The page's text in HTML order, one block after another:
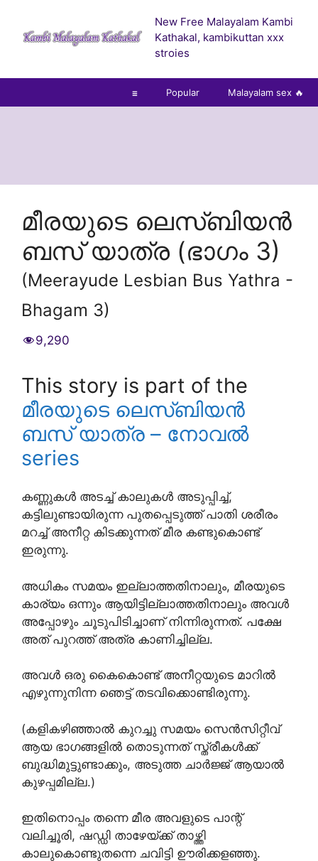
content
New Free Malayalam Kambi
Kathakal, kambikuttan xxx
stroies
☰ Popular Malayalam sex 🔥
മീരയുടെ ലെസ്ബിയൻ
ബസ് യാത്ര (ഭാഗം 3)
(Meerayude Lesbian Bus Yathra -
Bhagam 3)
9,290
This story is part of the
മീരയുടെ ലെസ്ബിയൻ
ബസ് യാത്ര – നോവൽ
series
കണ്ണുകൾ അടച്ച് കാലുകൾ അടുപ്പിച്ച്,
കട്ടിലുണ്ടായിരുന്ന പുതപ്പെടുത്ത് പാതി ശരീരം
മറച്ച് അനീറ്റ കിടക്കുന്നത് മീര കണ്ടുകൊണ്ട്
ഇരുന്നു.
അധികം സമയം ഇല്ലാത്തതിനാലും, മീരയുടെ
കാര്യം ഒന്നും ആയിട്ടില്ലാത്തതിനാലും അവൾ
അപ്പോഴും ചൂടുപിടിച്ചാണ് നിന്നിരുന്നത്. പക്ഷേ
അത് പുറത്ത് അത്ര കാണിച്ചില്ല.
അവൾ ഒരു കൈകൊണ്ട് അനീറ്റയുടെ മാറിൽ
എഴുന്നുനിന്ന ഞെട്ട് തടവിക്കൊണ്ടിരുന്നു.
(കളികഴിഞ്ഞാൽ കുറച്ചു സമയം സെൻസിറ്റീവ്
ആയ ഭാഗങ്ങളിൽ തൊടുന്നത് സ്ത്രീകൾക്ക്
ബുദ്ധിമുട്ടുണ്ടാക്കും, അടുത്ത ചാർജ്ജ് ആയാൽ
കുഴപ്പമില്ല.)
ഇതിനൊപ്പം തന്നെ മീര അവളുടെ പാന്റ്
വലിച്ചൂരി, ഷഡ്ഡി താഴേയ്ക്ക് താഴ്ത്തി
കാലുകൊണ്ടുതന്നെ ചവിട്ടി ഊരിക്കളഞ്ഞു.